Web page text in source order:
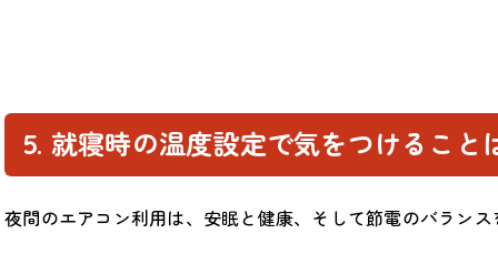
5. 就寝時の温度設定で気をつけること
夜間のエアコン利用は、安眠と健康、そして節電のバラン